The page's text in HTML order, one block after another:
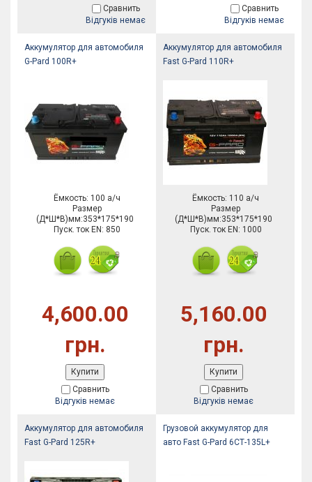
Сравнить
Відгуків немає
Сравнить
Відгуків немає
Аккумулятор для автомобиля
G-Pard 100R+
Ёмкость: 100 а/ч
Размер
(Д*Ш*В)мм:353*175*190
Пуск. ток EN: 850
4,600.00
грн.
Купити
Сравнить
Відгуків немає
Аккумулятор для автомобиля
Fast G-Pard 110R+
Ёмкость: 110 а/ч
Размер
(Д*Ш*В)мм:353*175*190
Пуск. ток EN: 1000
5,160.00
грн.
Купити
Сравнить
Відгуків немає
Аккумулятор для автомобиля
Fast G-Pard 125R+
Грузовой аккумулятор для
авто Fast G-Pard 6СТ-135L+